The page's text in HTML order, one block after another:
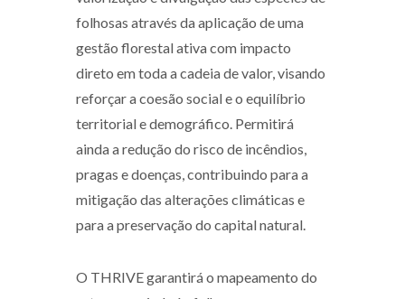
folhosas através da aplicação de uma
gestão florestal ativa com impacto
direto em toda a cadeia de valor, visando
reforçar a coesão social e o equilíbrio
territorial e demográfico. Permitirá
ainda a redução do risco de incêndios,
pragas e doenças, contribuindo para a
mitigação das alterações climáticas e
para a preservação do capital natural.
O THRIVE garantirá o mapeamento do